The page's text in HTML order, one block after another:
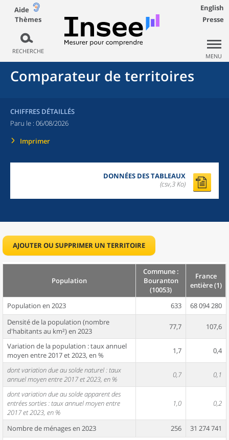
Aide
Thèmes
RECHERCHE
English
Presse
MENU
Comparateur de territoires
CHIFFRES DÉTAILLÉS
Paru le : 06/08/2026
Imprimer
DONNÉES DES TABLEAUX
(csv,3 Ko)
AJOUTER OU SUPPRIMER UN TERRITOIRE
Population
Commune :
Bouranton
(10053)
France
entière (1)
Population en 2023 633
68 094 280
Densité de la population (nombre
d'habitants au km²) en 2023
77,7 107,6
Variation de la population : taux annuel
moyen entre 2017 et 2023, en %
1,7 0,4
dont variation due au solde naturel : taux
annuel moyen entre 2017 et 2023, en %
0,7 0,1
dont variation due au solde apparent des
entrées sorties : taux annuel moyen entre
2017 et 2023, en %
1,0 0,2
Nombre de ménages en 2023 256
31 274 741